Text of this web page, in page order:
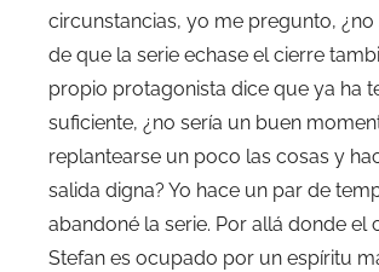
circunstancias, yo me pregunto, ¿no
de que la serie echase el cierre
propio protagonista dice que ya ha
suficiente, ¿no sería un buen
replantearse un poco las cosas y
salida digna? Yo hace un par de
abandoné la serie. Por allá donde el
Stefan es ocupado por un espíritu